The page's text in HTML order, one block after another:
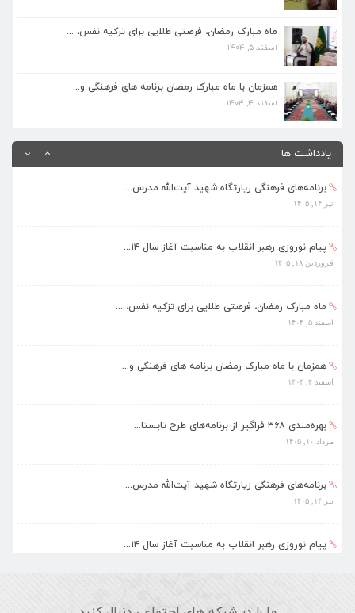
ماه مبارک رمضان، فرصتی طلایی برای تزکیه نفس، ...
اسفند ۵, ۱۴۰۴
همزمان با ماه مبارک رمضان برنامه های فرهنگی و...
اسفند ۴, ۱۴۰۴
یادداشت ها
ماه مبارک رمضان، فرصتی طلایی برای تزکیه نفس، ...
اسفند ۵, ۱۴۰۴
همزمان با ماه مبارک رمضان برنامه های فرهنگی و...
اسفند ۴, ۱۴۰۴
مرداد ۱۰, ۱۴۰۵
برنامه‌های فرهنگی زیارتگاه شهید آیت‌الله مدرس...
تیر ۱۴, ۱۴۰۵
پیام نوروزی رهبر انقلاب به مناسبت آغاز سال ۱۴...
فروردین ۱۸, ۱۴۰۵
ماه مبارک رمضان، فرصتی طلایی برای تزکیه نفس، ...
اسفند ۵, ۱۴۰۴
همزمان با ماه مبارک رمضان برنامه های فرهنگی و...
اسفند ۴, ۱۴۰۴
بهره‌مندی ۳۶۸ فراگیر از برنامه‌های طرح تابستا...
مرداد ۱۰, ۱۴۰۵
برنامه‌های فرهنگی زیارتگاه شهید آیت‌الله مدرس...
تیر ۱۴, ۱۴۰۵
پیام نوروزی رهبر انقلاب به مناسبت آغاز سال ۱۴...
ماه مبارک رمضان، فرصتی طلایی برای تزکیه نفس، ...